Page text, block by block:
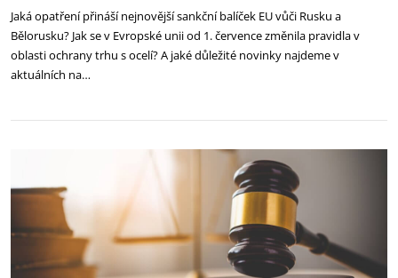
Jaká opatření přináší nejnovější sankční balíček EU vůči Rusku a
Bělorusku? Jak se v Evropské unii od 1. července změnila pravidla v
oblasti ochrany trhu s ocelí? A jaké důležité novinky najdeme v
aktuálních na…